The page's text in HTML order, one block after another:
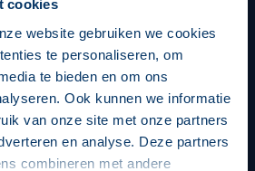
cookies
website gebruiken we cookies
te personaliseren, om
te bieden en om ons
Ook kunnen we informatie
van onze site met onze partners
en analyse. Deze partners
combineren met andere